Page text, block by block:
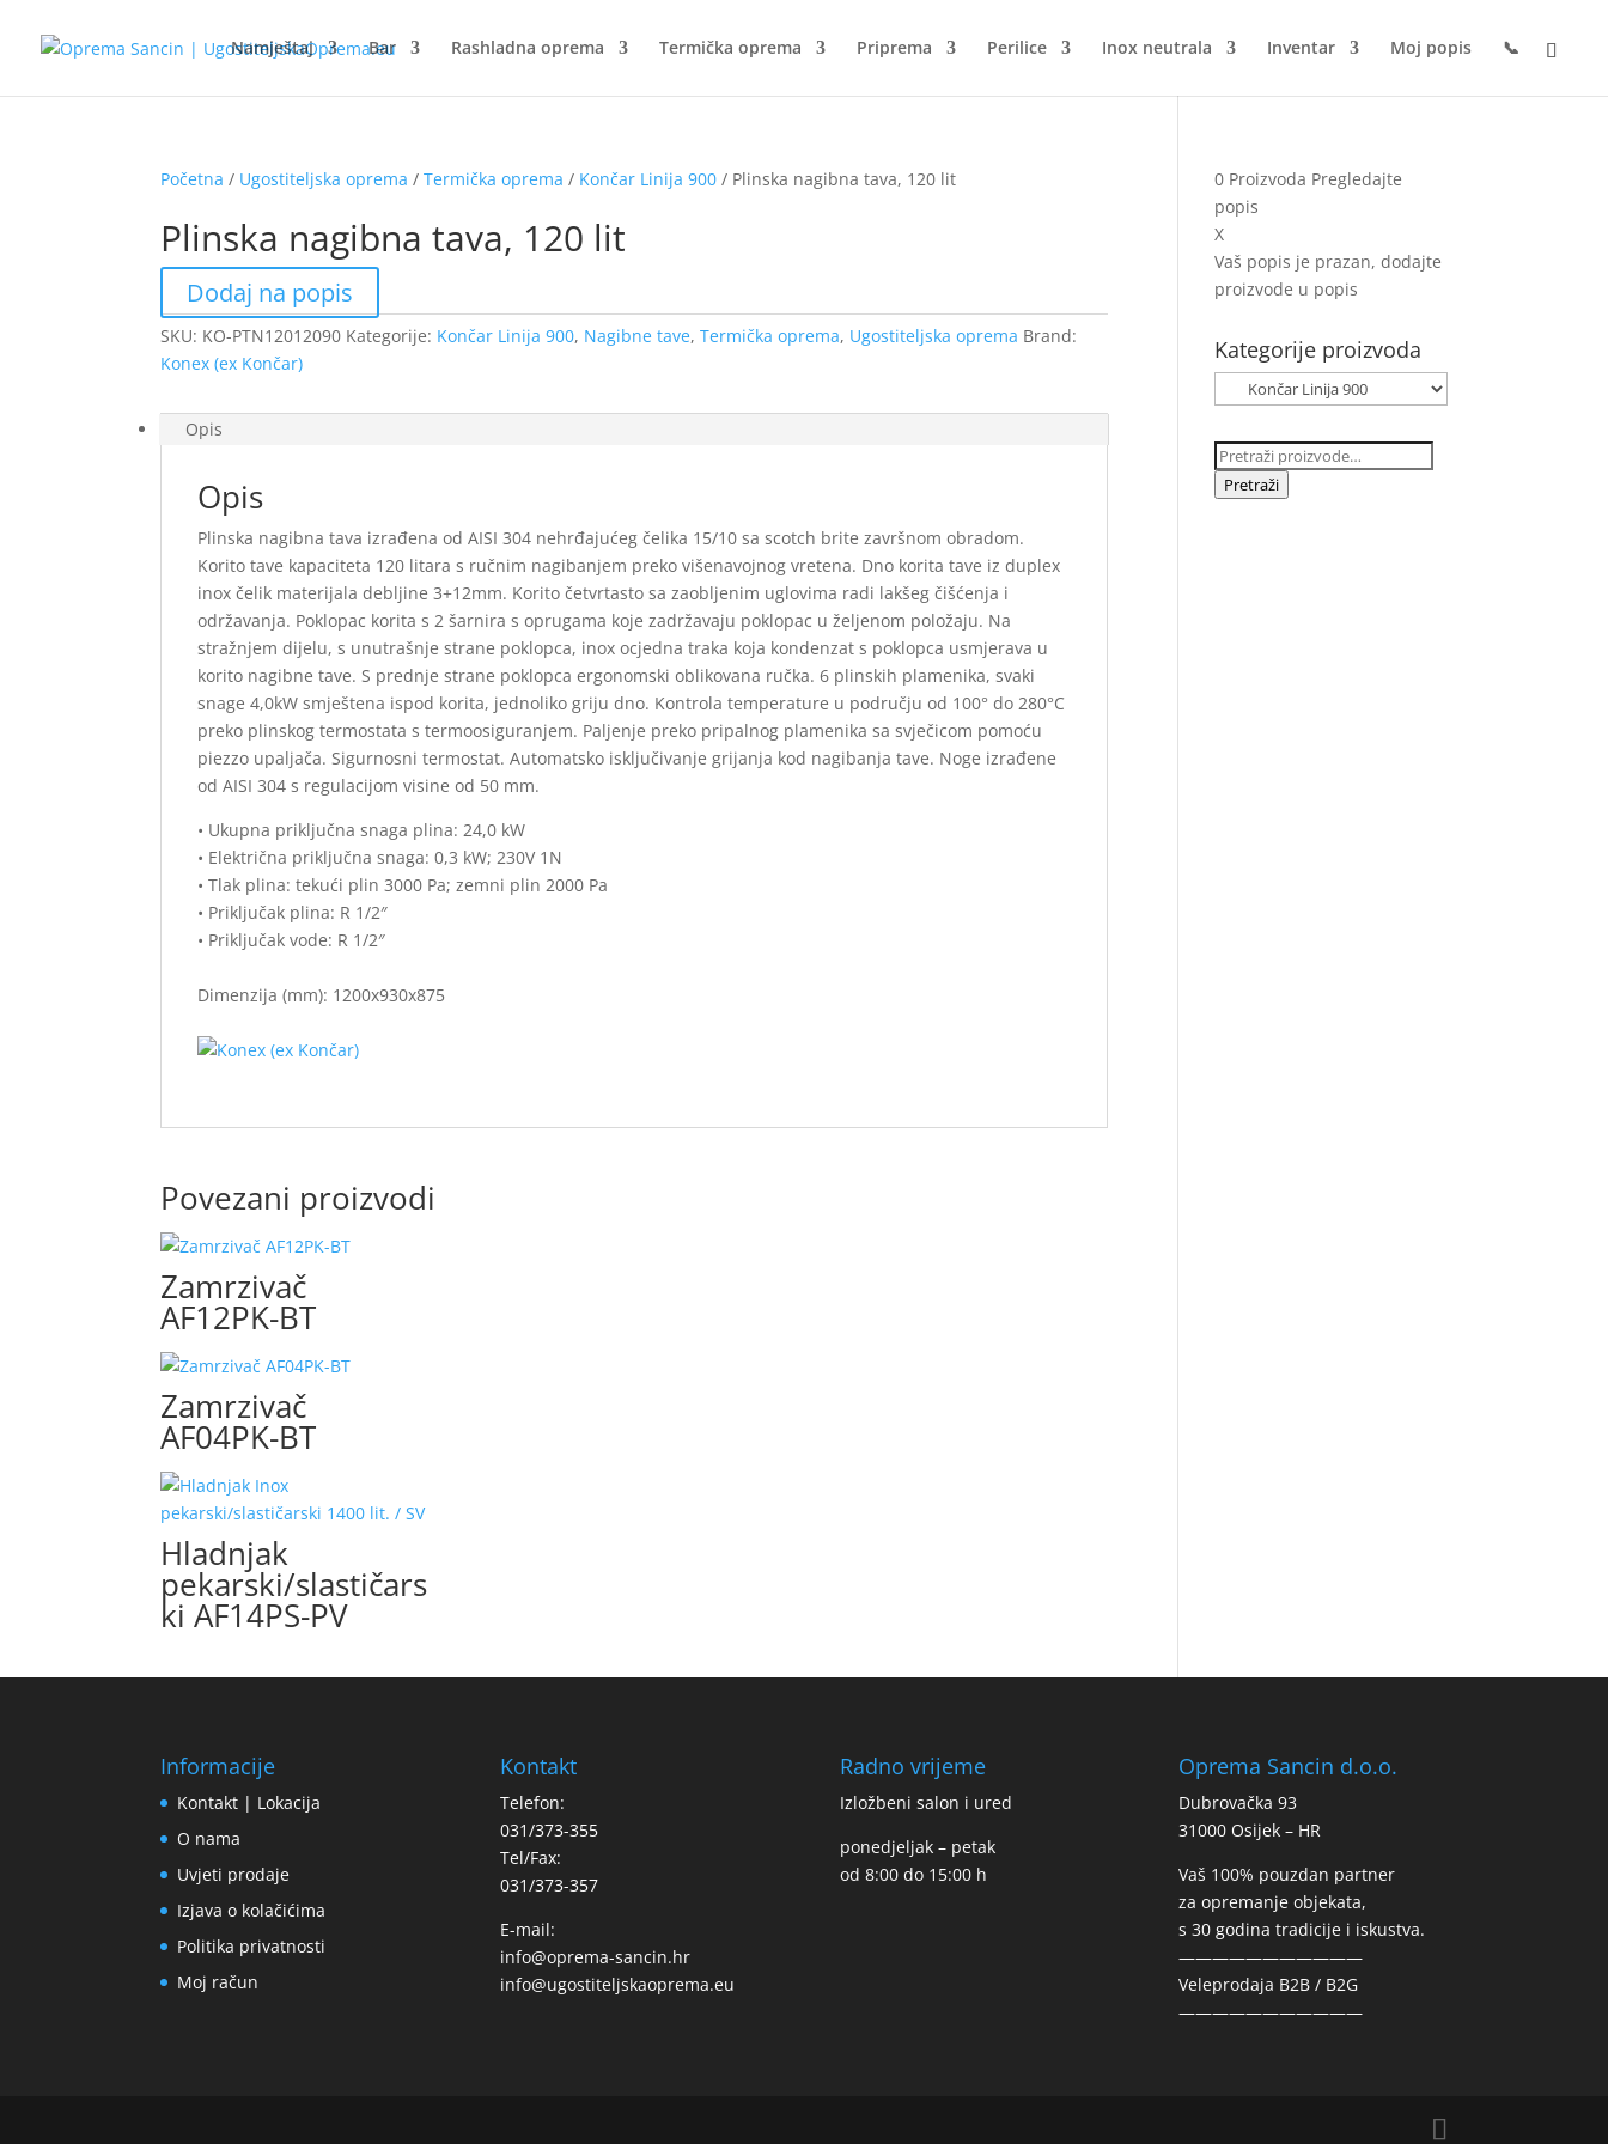
Namještaj Bar Rashladna oprema Termička oprema Priprema Perilice Inox neutrala Inventar Moj popis 📞
Početna / Ugostiteljska oprema /Termička oprema / Končar Linija 900 / Plinska nagibna tava, 120 lit
Plinska nagibna tava, 120 lit
Dodaj na popis
SKU: KO-PTN12012090 Kategorije: Končar Linija 900, Nagibne tave,Termička oprema, Ugostiteljska oprema Brand:
Konex (ex Končar)
Opis
Opis
Plinska nagibna tava izrađena od AISI 304 nehrđajućeg čelika 15/10 sa scotch brite završnom obradom.
Korito tave kapaciteta 120 litara s ručnim nagibanjem preko višenavojnog vretena. Dno korita tave iz duplex
inox čelik materijala debljine 3+12mm. Korito četvrtasto sa zaobljenim uglovima radi lakšeg čišćenja i
održavanja. Poklopac korita s 2 šarnira s oprugama koje zadržavaju poklopac u željenom položaju. Na
stražnjem dijelu, s unutrašnje strane poklopca, inox ocjedna traka koja kondenzat s poklopca usmjerava u
korito nagibne tave. S prednje strane poklopca ergonomski oblikovana ručka. 6 plinskih plamenika, svaki
snage 4,0kW smještena ispod korita, jednoliko griju dno. Kontrola temperature u području od 100° do 280°C
preko plinskog termostata s termoosiguranjem. Paljenje preko pripalnog plamenika sa svječicom pomoću
piezzo upaljača. Sigurnosni termostat. Automatsko isključivanje grijanja kod nagibanja tave. Noge izrađene
od AISI 304 s regulacijom visine od 50 mm.
• Ukupna priključna snaga plina: 24,0 kW
• Električna priključna snaga: 0,3 kW; 230V 1N
• Tlak plina: tekući plin 3000 Pa; zemni plin 2000 Pa
• Priključak plina: R 1/2″
• Priključak vode: R 1/2″
Dimenzija (mm): 1200x930x875
Povezani proizvodi
Zamrzivač
AF12PK-BT
Zamrzivač
AF04PK-BT
Hladnjak
pekarski/slastičars
ki AF14PS-PV
0 Proizvoda Pregledajte
popis
X
Vaš popis je prazan, dodajte
proizvode u popis
Kategorije proizvoda
Pretraži:
Pretraži
Informacije
Kontakt | Lokacija
O nama
Uvjeti prodaje
Izjava o kolačićima
Politika privatnosti
Moj račun
Kontakt
Telefon:
031/373-355
Tel/Fax:
031/373-357
E-mail:
info@oprema-sancin.hr
info@ugostiteljskaoprema.eu
Radno vrijeme
Izložbeni salon i ured
ponedjeljak – petak
od 8:00 do 15:00 h
Oprema Sancin d.o.o.
Dubrovačka 93
31000 Osijek – HR
Vaš 100% pouzdan partner
za opremanje objekata,
s 30 godina tradicije i iskustva.
———————————
Veleprodaja B2B / B2G
———————————